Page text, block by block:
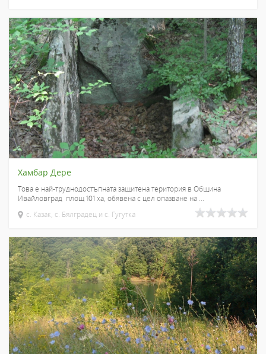
Хамбар Дере
Това е най-труднодостъпната защитена територия в Община
Ивайловград площ 101 ха, обявена с цел опазване на ...
с. Казак, с. Бялградец и с. Гугутка